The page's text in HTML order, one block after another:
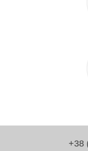
+38